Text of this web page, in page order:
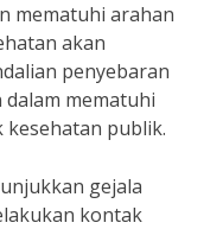
mematuhi arahan
akan
penyebaran
mematuhi
publik.
gejala
kontak